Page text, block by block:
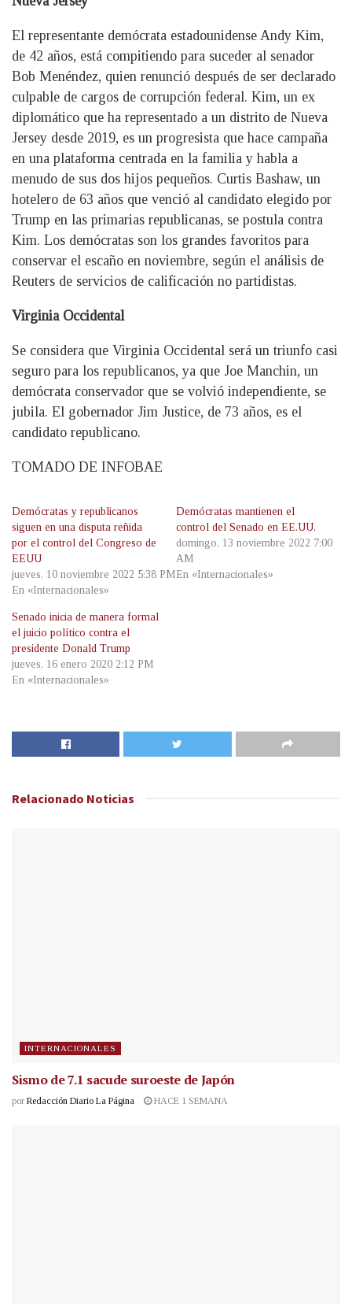
El representante demócrata estadounidense Andy Kim,
de 42 años, está compitiendo para suceder al senador
Bob Menéndez, quien renunció después de ser declarado
culpable de cargos de corrupción federal. Kim, un ex
diplomático que ha representado a un distrito de Nueva
Jersey desde 2019, es un progresista que hace campaña
en una plataforma centrada en la familia y habla a
menudo de sus dos hijos pequeños. Curtis Bashaw, un
hotelero de 63 años que venció al candidato elegido por
Trump en las primarias republicanas, se postula contra
Kim. Los demócratas son los grandes favoritos para
conservar el escaño en noviembre, según el análisis de
Reuters de servicios de calificación no partidistas.
Virginia Occidental
Se considera que Virginia Occidental será un triunfo casi
seguro para los republicanos, ya que Joe Manchin, un
demócrata conservador que se volvió independiente, se
jubila. El gobernador Jim Justice, de 73 años, es el
candidato republicano.
TOMADO DE INFOBAE
Demócratas y republicanos
siguen en una disputa reñida
por el control del Congreso de
EEUU
jueves, 10 noviembre 2022 5:38 PM
En «Internacionales»
Demócratas mantienen el
control del Senado en EE.UU.
domingo, 13 noviembre 2022 7:00
AM
En «Internacionales»
Senado inicia de manera formal
el juicio político contra el
presidente Donald Trump
jueves, 16 enero 2020 2:12 PM
En «Internacionales»
Relacionado Noticias
INTERNACIONALES
Sismo de 7.1 sacude suroeste de Japón
por Redacción Diario La Página HACE 1 SEMANA